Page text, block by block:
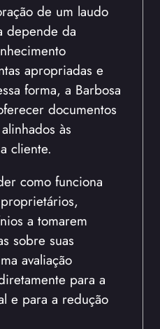
de um laudo
depende da
apropriadas e
forma, a Barbosa
documentos
às
cliente.
como funciona
a tomarem
sobre suas
avaliação
para a
e para a redução